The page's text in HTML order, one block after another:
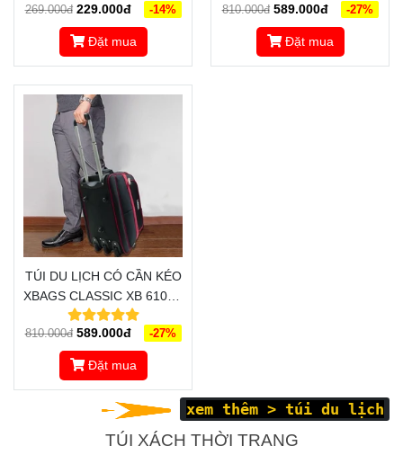
KẾ TRẺ TRUNG, NĂNG
ĐỘNG, CÁ TÍNH
269.000đ 229.000đ -14%
Đặt mua
ĐỒNG HÀNH CÙNG BẠN
TRONG MỌI HÀNH TRÌNH
810.000đ 589.000đ -27%
Đặt mua
TÚI DU LỊCH CÓ CẦN KÉO
XBAGS CLASSIC XB 6102 -
SANG TRỌNG, ĐẲNG CẤP,
ĐỒNG HÀNH CÙNG BẠN
TRONG MỌI HÀNH TRÌNH
810.000đ 589.000đ -27%
Đặt mua
xem thêm > túi du lịch
TÚI XÁCH THỜI TRANG